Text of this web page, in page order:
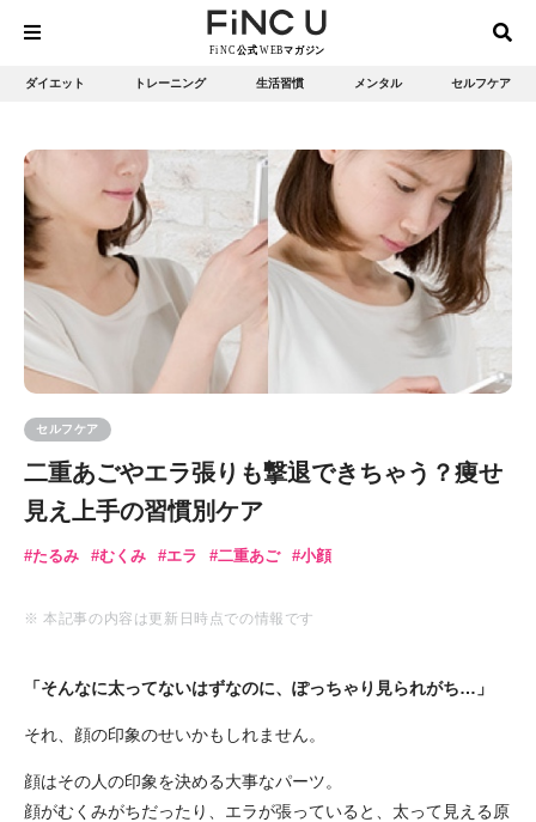
ダイエット トレーニング 生活習慣 メンタル セルフケア
セルフケア
二重あごやエラ張りも撃退できちゃう？痩せ
見え上手の習慣別ケア
たるみ むくみ エラ 二重あご 小顔
※ 本記事の内容は更新日時点での情報です
「そんなに太ってないはずなのに、ぽっちゃり見られがち…」
それ、顔の印象のせいかもしれません。
顔はその人の印象を決める大事なパーツ。
顔がむくみがちだったり、エラが張っていると、太って見える原